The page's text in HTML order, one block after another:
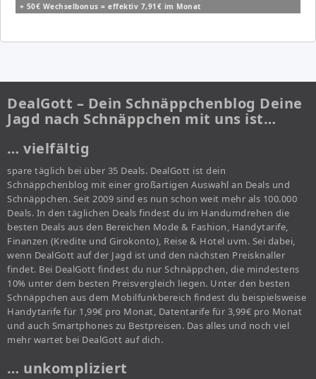
+ 50€ Wechselbonus = effektiv 7,91€ im Monat
DealGott – Dein Schnäppchenblog Deine
Jagd nach Schnäppchen mit uns ist…
… vielfältig
spare täglich bei über 35 Deals. DealGott ist dein
Schnäppchenblog mit einer großartigen Auswahl an Deals und
Schnäppchen. Seit 2009 sind es nun schon weit mehr als 100.000
Deals. In den täglichen Deals findest du im Handumdrehen die
besten Deals aus den Bereichen Mode & Fashion, Handytarife,
Finanzen (Kredite und Girokonto), Reise & Hotel uvm. Sei dabei,
wenn DealGott auf der Jagd ist und den nächsten Preisknaller
findet. Bei DealGott findest du nur Schnäppchen, die mindestens
10% unter dem besten Preisvergleich liegen. Unter den besten
Schnäppchen aus dem Mobilfunkbereich findest du beispielsweise
Handytarife für 1,99€ pro Monat, Datentarife für 3,99€ pro Monat
und auch Smartphones zu Bestpreisen. Das alles und noch viel
mehr wartet bei DealGott auf dich.
… unkompliziert